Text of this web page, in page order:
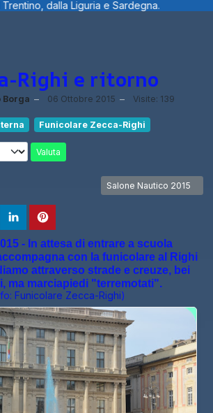
Righi e ritorno
Borga 06 Ottobre 2015 Visite: 139
Funicolare Zecca-Righi
Articolo successivo:
Salone Nautico 2015
- In attesa di entrare a scuola
con la funicolare al Righi
attraverso strade e creuze, bei
ma marciapiedi "terremotati".
Funicolare Zecca-Righi)